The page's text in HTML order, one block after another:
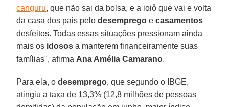
canguru, que não sai da bolsa, e a ioiô que vai e volta
da casa dos pais pelodesemprego ecasamentos
desfeitos. Todas essas situações pressionam ainda
mais os idosos a manterem financeiramente suas
famílias", afirma Ana Amélia Camarano.
Para ela, odesemprego, que segundo o IBGE,
atingiu a taxa de 13,3% (12,8 milhões de pessoas